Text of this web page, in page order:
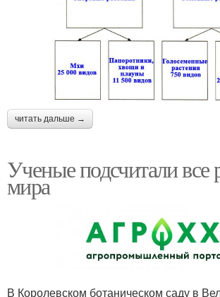
читать дальше →
Ученые подсчитали все
мира
В Королевском ботаническом саду в